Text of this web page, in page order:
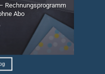
Rechnungsprogramm
Abo